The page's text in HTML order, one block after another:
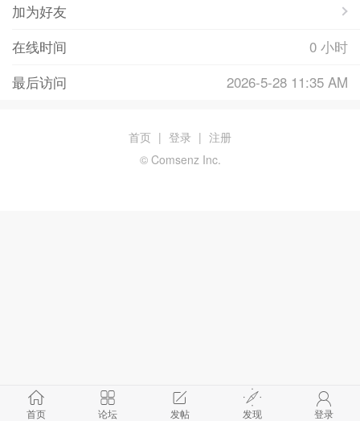
加为好友
在线时间
0 小时
最后访问
2026-5-28 11:35 AM
首页 论坛 发帖 发现 登录
首页 | 登录 | 注册
© Comsenz Inc.